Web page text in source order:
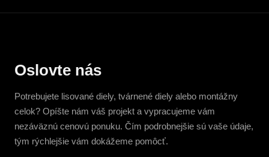
Oslovte nás
Potrebujete lisované diely, tvárnené diely alebo montážny
celok? Opíšte nám váš projekt a vypracujeme vám
nezáväznú cenovú ponuku. Čím podrobnejšie sú vaše údaje,
tým rýchlejšie vám dokážeme pomôcť.